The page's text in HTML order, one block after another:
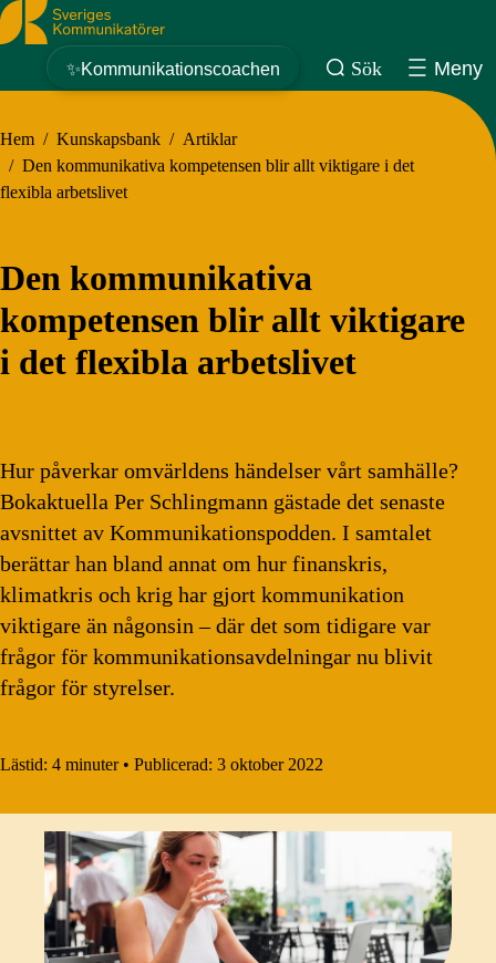
Sveriges Kommunikatörer
✨Kommunikationscoachen Sök Meny
Hem / Kunskapsbank / Artiklar
/ Den kommunikativa kompetensen blir allt viktigare i det
flexibla arbetslivet
Den kommunikativa
kompetensen blir allt viktigare
i det flexibla arbetslivet
Hur påverkar omvärldens händelser vårt samhälle?
Bokaktuella Per Schlingmann gästade det senaste
avsnittet av Kommunikationspodden. I samtalet
berättar han bland annat om hur finanskris,
klimatkris och krig har gjort kommunikation
viktigare än någonsin – där det som tidigare var
frågor för kommunikationsavdelningar nu blivit
frågor för styrelser.
Lästid: 4 minuter • Publicerad: 3 oktober 2022